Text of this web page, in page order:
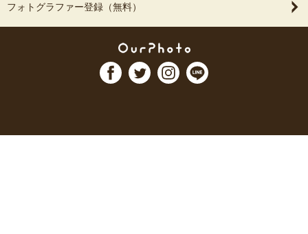
フォトグラファー登録（無料）